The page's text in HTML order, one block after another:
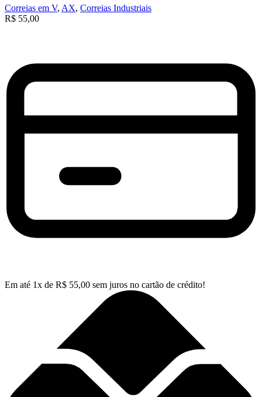
Correias em V, AX, Correias Industriais
R$ 55,00
Em até 1x de R$ 55,00 sem juros no cartão de crédito!